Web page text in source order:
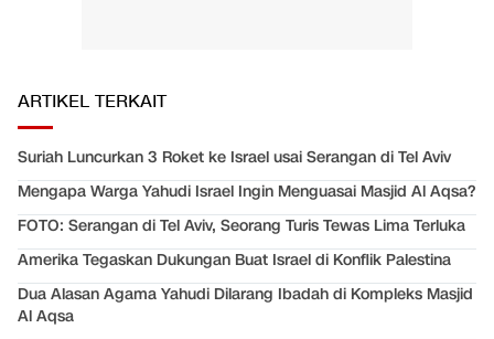
ARTIKEL TERKAIT
Suriah Luncurkan 3 Roket ke Israel usai Serangan di Tel Aviv
Mengapa Warga Yahudi Israel Ingin Menguasai Masjid Al Aqsa?
FOTO: Serangan di Tel Aviv, Seorang Turis Tewas Lima Terluka
Amerika Tegaskan Dukungan Buat Israel di Konflik Palestina
Dua Alasan Agama Yahudi Dilarang Ibadah di Kompleks Masjid
Al Aqsa